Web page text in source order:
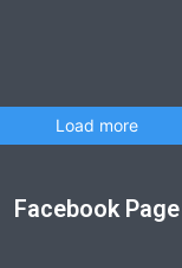
Load more
Facebook Page